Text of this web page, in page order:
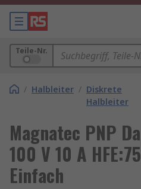
Teile-Nr.
/ Halbleiter / Diskrete
Halbleiter
Magnatec PNP
100 V 10 A
Einfach